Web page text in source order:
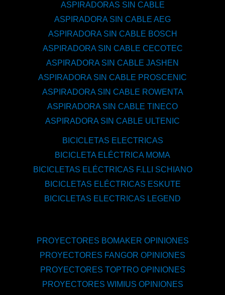
ASPIRADORAS SIN CABLE
ASPIRADORA SIN CABLE AEG
ASPIRADORA SIN CABLE BOSCH
ASPIRADORA SIN CABLE CECOTEC
ASPIRADORA SIN CABLE JASHEN
ASPIRADORA SIN CABLE PROSCENIC
ASPIRADORA SIN CABLE ROWENTA
ASPIRADORA SIN CABLE TINECO
ASPIRADORA SIN CABLE ULTENIC
BICICLETAS ELECTRICAS
BICICLETA ELÉCTRICA MOMA
BICICLETAS ELÉCTRICAS F.LLI SCHIANO
BICICLETAS ELÉCTRICAS ESKUTE
BICICLETAS ELECTRICAS LEGEND
PROYECTORES BOMAKER OPINIONES
PROYECTORES FANGOR OPINIONES
PROYECTORES TOPTRO OPINIONES
PROYECTORES WIMIUS OPINIONES